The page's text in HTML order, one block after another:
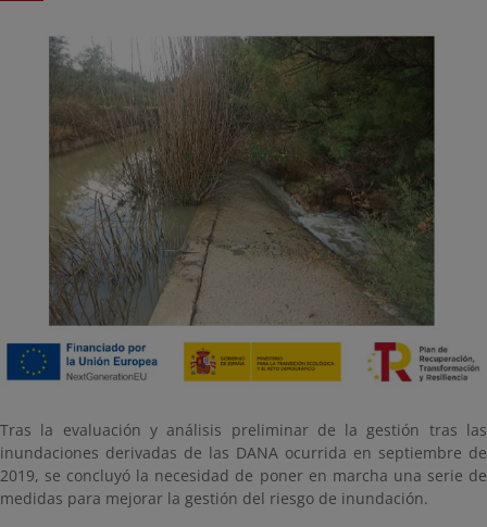
Tras la evaluación y análisis preliminar de la gestión tras las
inundaciones derivadas de las DANA ocurrida en septiembre de
2019, se concluyó la necesidad de poner en marcha una serie de
medidas para mejorar la gestión del riesgo de inundación.